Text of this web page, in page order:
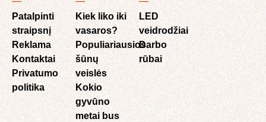
Patalpinti
straipsnį
Reklama
Kontaktai
Privatumo
politika
Kiek liko iki
vasaros?
Populiariausios
šūnų
veislės
Kokio
gyvūno
metai bus
LED
veidrodžiai
Darbo
rūbai